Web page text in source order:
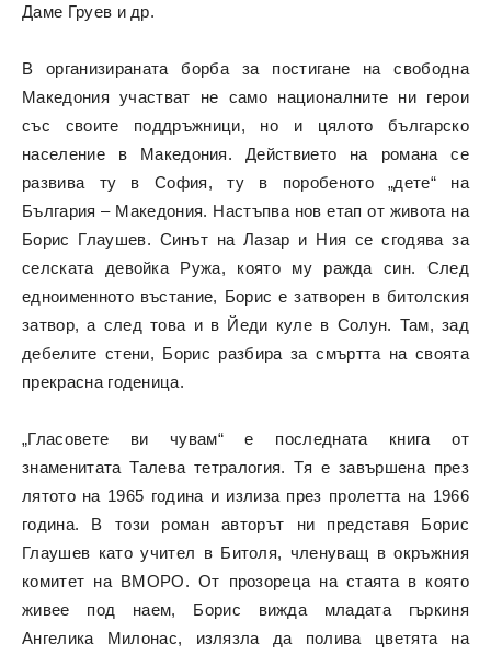
Даме Груев и др.
В организираната борба за постигане на свободна
Македония участват не само националните ни герои
със своите поддръжници, но и цялото българско
население в Македония. Действието на романа се
развива ту в София, ту в поробеното „дете“ на
България – Македония. Настъпва нов етап от живота на
Борис Глаушев. Синът на Лазар и Ния се сгодява за
селската девойка Ружа, която му ражда син. След
едноименното въстание, Борис е затворен в битолския
затвор, а след това и в Йеди куле в Солун. Там, зад
дебелите стени, Борис разбира за смъртта на своята
прекрасна годеница.
„Гласовете ви чувам“ е последната книга от
знаменитата Талева тетралогия. Тя е завършена през
лятото на 1965 година и излиза през пролетта на 1966
година. В този роман авторът ни представя Борис
Глаушев като учител в Битоля, членуващ в окръжния
комитет на ВМОРО. От прозореца на стаята в която
живее под наем, Борис вижда младата гъркиня
Ангелика Милонас, излязла да полива цветята на